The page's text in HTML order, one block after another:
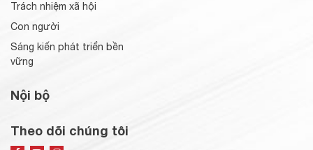
Trách nhiệm xã hội
Con người
Sáng kiến phát triển bền
vững
Nội bộ
Theo dõi chúng tôi